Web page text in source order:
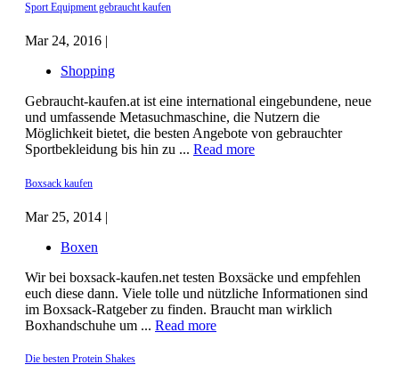
Sport Equipment gebraucht kaufen
Mar 24, 2016 |
Shopping
Gebraucht-kaufen.at ist eine international eingebundene, neue
und umfassende Metasuchmaschine, die Nutzern die
Möglichkeit bietet, die besten Angebote von gebrauchter
Sportbekleidung bis hin zu ... Read more
Boxsack kaufen
Mar 25, 2014 |
Boxen
Wir bei boxsack-kaufen.net testen Boxsäcke und empfehlen
euch diese dann. Viele tolle und nützliche Informationen sind
im Boxsack-Ratgeber zu finden. Braucht man wirklich
Boxhandschuhe um ... Read more
Die besten Protein Shakes